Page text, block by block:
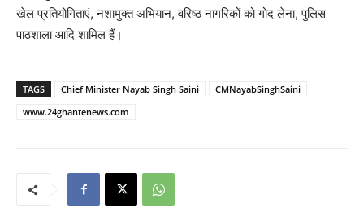
खेल प्रतियोगिताएं, नशामुक्त अभियान, वरिष्ठ नागरिकों को गोद लेना, पुलिस
पाठशाला आदि शामिल हैं।
TAGS Chief Minister Nayab Singh Saini
CMNayabSinghSaini
www.24ghantenews.com